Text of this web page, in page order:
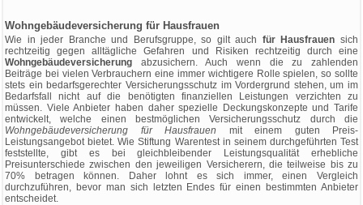
Wohngebäudeversicherung für Hausfrauen
Wie in jeder Branche und Berufsgruppe, so gilt auch für Hausfrauen sich
rechtzeitig gegen alltägliche Gefahren und Risiken rechtzeitig durch eine
Wohngebäudeversicherung abzusichern. Auch wenn die zu zahlenden
Beiträge bei vielen Verbrauchern eine immer wichtigere Rolle spielen, so sollte
stets ein bedarfsgerechter Versicherungsschutz im Vordergrund stehen, um im
Bedarfsfall nicht auf die benötigten finanziellen Leistungen verzichten zu
müssen. Viele Anbieter haben daher spezielle Deckungskonzepte und Tarife
entwickelt, welche einen bestmöglichen Versicherungsschutz durch die
Wohngebäudeversicherung für Hausfrauen mit einem guten Preis-
Leistungsangebot bietet. Wie Stiftung Warentest in seinem durchgeführten Test
feststellte, gibt es bei gleichbleibender Leistungsqualität erhebliche
Preisunterschiede zwischen den jeweiligen Versicherern, die teilweise bis zu
70% betragen können. Daher lohnt es sich immer, einen Vergleich
durchzuführen, bevor man sich letzten Endes für einen bestimmten Anbieter
entscheidet.